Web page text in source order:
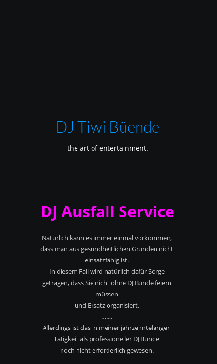
DJ Tiwi Büende
the art of entertainment.
Natürlich kann es immer einmal vorkommen,
dass man aus gesundheitlichen Gründen nicht
einsatzfähig ist.
In diesem Fall wird natürlich dafür Sorge
getragen, dass Sie nicht ohne DJ Bünde feiern
müssen
und Ersatz organisiert.
…….
Allerdings ist das in meiner jahrzehntelangen
Tätigkeit als professioneller DJ Bünde
noch nicht erforderlich gewesen.
DJ Ausfall Service